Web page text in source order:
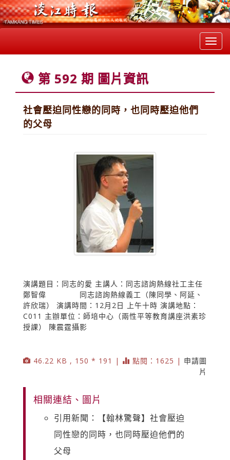
第 592 期 圖片資訊
社會壓迫同性戀的同時，也同時壓迫他們
的父母
演講題目：同志的愛 主講人：同志諮詢熱線社工主任
鄭智偉 同志諮詢熱線義工（陳同學、阿延、
許欣瑞） 演講時間：12月2日 上午十時 演講地點：
C011 主辦單位：師培中心（兩性平等教育講座洪素珍
授課） 陳震霆攝影
46.22 KB , 150 * 191 | 點閱：1625 | 申請圖
片
相關連結、圖片
引用新聞：【翰林驚聲】社會壓迫
同性戀的同時，也同時壓迫他們的
父母